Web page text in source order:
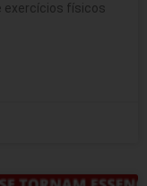
exercícios físicos